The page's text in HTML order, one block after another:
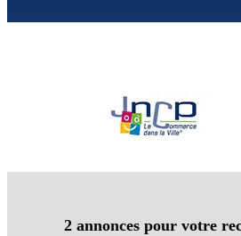
2 annonces pour votre